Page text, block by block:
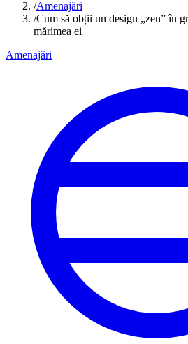
/Amenajări
/Cum să obții un design „zen” în
mărimea ei
Amenajări